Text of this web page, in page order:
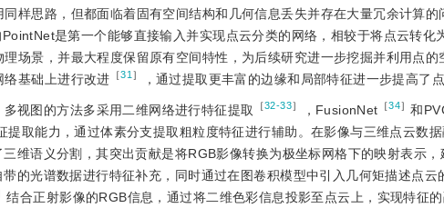
样思路，但都面临着固有空间结构和几何信息丢失并存在大量冗余计算
是第一个能够直接输入并实现点云分类的网络，相较于将点云转化
场景，并最大程度保留原有空间特性，为后续研究进一步挖掘并利用点
络基础上进行改进 ［31 ］ ，通过提取更丰富的边缘和局部特征进一步提高了
视图的方法多采用二维网络进行特征提取 ［32-33］ ，FusionNet ［34］和
提取能力，通过体素分支提取粗粒度特征进行辅助。在影像与三维点云数
维语义分割，其突出贡献是将RGB影像转换为极坐标网格下的映射表示
的光谱数据进行特征补充，同时通过在图卷积模型中引入几何矩描述点云
结合正射影像的RGB信息，通过将二维色彩信息投影至点云上，实现特征